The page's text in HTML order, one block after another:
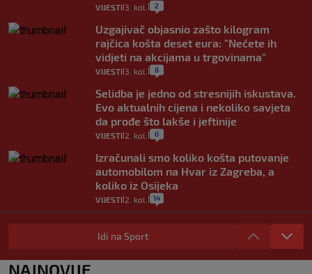
VIJESTI 3. kol. 2
Uzgajivač objasnio zašto kilogram
rajčica košta deset eura: "Nećete ih
vidjeti na akcijama u trgovinama"
VIJESTI 3. kol. 8
Selidba je jedno od stresnijih iskustava.
Evo aktualnih cijena i nekoliko savjeta
da prođe što lakše i jeftinije
VIJESTI 2. kol. 0
Izračunali smo koliko košta putovanje
automobilom na Hvar iz Zagreba, a
koliko iz Osijeka
VIJESTI 2. kol. 14
"Kći je otišla na more, a zaboravila
zdravstvenu iskaznicu". Kakva su prava
pacijenata izvan mjesta prebivališta?
VIJESTI 1. kol. 1
Idi na Sport
NAJNOVIJE